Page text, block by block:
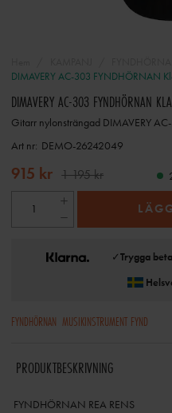
DIMAVERY AC-303 FYNDHÖRNAN
DIMAVERY AC-303 FYNDHÖRNAN
Gitarr nylonsträngad DIMAVERY
Art nr: DEMO-26242049
915 kr 1 195 kr
✓Trygga
FYNDHÖRNAN MUSIKINSTRUMENT FYND
PRODUKTBESKRIVNING
FYNDHÖRNAN REA RENS